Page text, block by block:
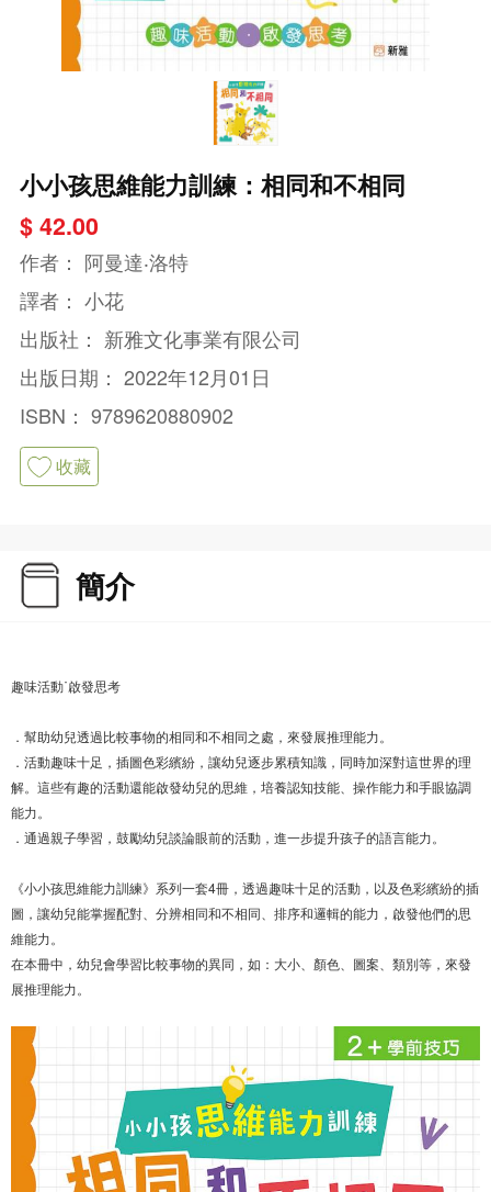
小小孩思維能力訓練：相同和不相同
$ 42.00
作者： 阿曼達‧洛特
譯者： 小花
出版社： 新雅文化事業有限公司
出版日期： 2022年12月01日
ISBN： 9789620880902
收藏
簡介
趣味活動˙啟發思考
．幫助幼兒透過比較事物的相同和不相同之處，來發展推理能力。
．活動趣味十足，插圖色彩繽紛，讓幼兒逐步累積知識，同時加深對這世界的理
解。這些有趣的活動還能啟發幼兒的思維，培養認知技能、操作能力和手眼協調
能力。
．通過親子學習，鼓勵幼兒談論眼前的活動，進一步提升孩子的語言能力。
《小小孩思維能力訓練》系列一套4冊，透過趣味十足的活動，以及色彩繽紛的插
圖，讓幼兒能掌握配對、分辨相同和不相同、排序和邏輯的能力，啟發他們的思
維能力。
在本冊中，幼兒會學習比較事物的異同，如：大小、顏色、圖案、類別等，來發
展推理能力。